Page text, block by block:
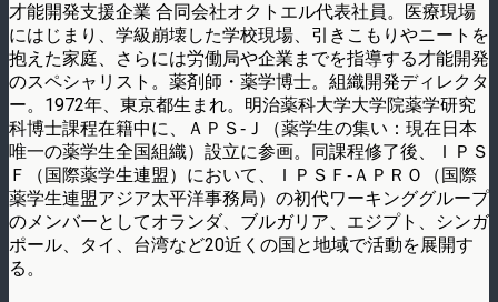
才能開発支援企業 合同会社オクトエル代表社員。医療現場
にはじまり、学級崩壊した学校現場、引きこもりやニートを
抱えた家庭、さらには労働局や企業までを指導する才能開発
のスペシャリスト。薬剤師・薬学博士。組織開発ディレクタ
ー。1972年、東京都生まれ。明治薬科大学大学院薬学研究
科博士課程在籍中に、ＡＰＳ‐Ｊ（薬学生の集い：現在日本
唯一の薬学生全国組織）設立に参画。同課程修了後、ＩＰＳ
Ｆ（国際薬学生連盟）において、ＩＰＳＦ‐ＡＰＲＯ（国際
薬学生連盟アジア太平洋事務局）の初代ワーキンググループ
のメンバーとしてオランダ、ブルガリア、エジプト、シンガ
ポール、タイ、台湾など20近くの国と地域で活動を展開す
る。